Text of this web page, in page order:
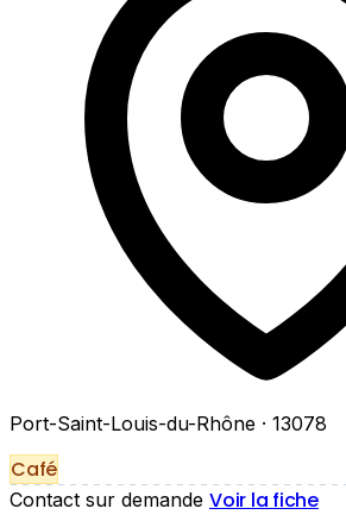
Port-Saint-Louis-du-Rhône · 13078
Café
Contact sur demande Voir la fiche